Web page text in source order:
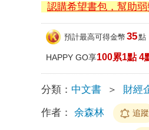
認購希望書包，幫助弱
預計最高可得金幣 35點
HAPPY GO享100累1點 4
分類： 中文書 ＞ 財經
作者： 余森林 追蹤